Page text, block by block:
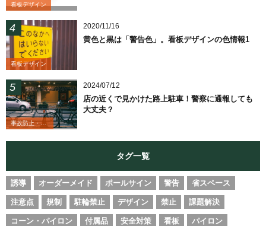
看板デザイン
看板デザイン
2020/11/16
黄色と黒は「警告色」。看板デザインの色情報1
事故防止・業務改善
2024/07/12
店の近くで見かけた路上駐車！警察に通報しても
大丈夫？
タグ一覧
誘導 オーダーメイド ポールサイン 警告 省スペース
注意点 規制 駐輪禁止 デザイン 禁止 課題解決
コーン・パイロン 付属品 安全対策 看板 パイロン